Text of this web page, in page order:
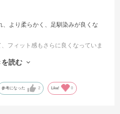
より柔らかく、足馴染みが良くな
フィット感もさらに良くなっていま
トラストを使用していますが、アッ
を読む
参考になった 2 Like! 0